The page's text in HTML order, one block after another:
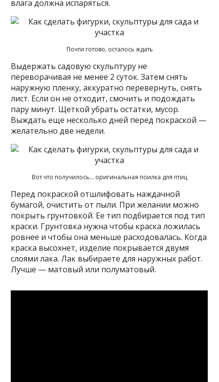
влага должна испаряться.
Почти готово, осталось ждать
Выдержать садовую скульптуру не
переворачивая не менее 2 суток. Затем снять
наружную пленку, аккуратно перевернуть, снять
лист. Если он не отходит, смочить и подождать
пару минут. Щеткой убрать остатки, мусор.
Выждать еще несколько дней перед покраской —
желательно две недели.
Вот что получилось… оригинальная поилка для птиц
Перед покраской отшлифовать наждачной
бумагой, очистить от пыли. При желании можно
покрыть грунтовкой. Ее тип подбирается под тип
краски. Грунтовка нужна чтобы краска ложилась
ровнее и чтобы она меньше расходовалась. Когда
краска высохнет, изделие покрывается двумя
слоями лака. Лак выбираете для наружных работ.
Лучше — матовый или полуматовый.